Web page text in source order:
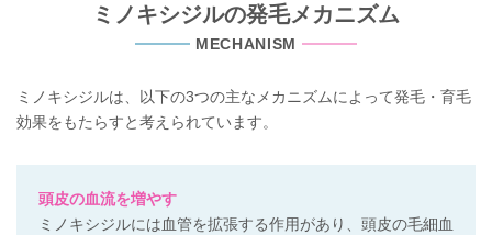
ミノキシジルの発毛メカニズム
MECHANISM
ミノキシジルは、以下の3つの主なメカニズムによって発毛・育毛
効果をもたらすと考えられています。
頭皮の血流を増やす
ミノキシジルには血管を拡張する作用があり、頭皮の毛細血